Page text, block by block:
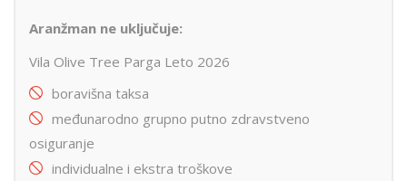
Aranžman ne uključuje:
Vila Olive Tree Parga Leto 2026
boravišna taksa
međunarodno grupno putno zdravstveno
osiguranje
individualne i ekstra troškove